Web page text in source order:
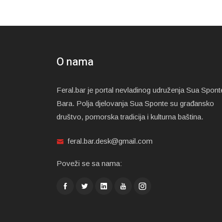
O nama
Feral.bar je portal nevladinog udruženja Sua
Bara. Polja djelovanja Sua Sponte su građansko
društvo, pomorska tradicija i kulturna baština.
feral.bar.desk@gmail.com
Poveži se sa nama: